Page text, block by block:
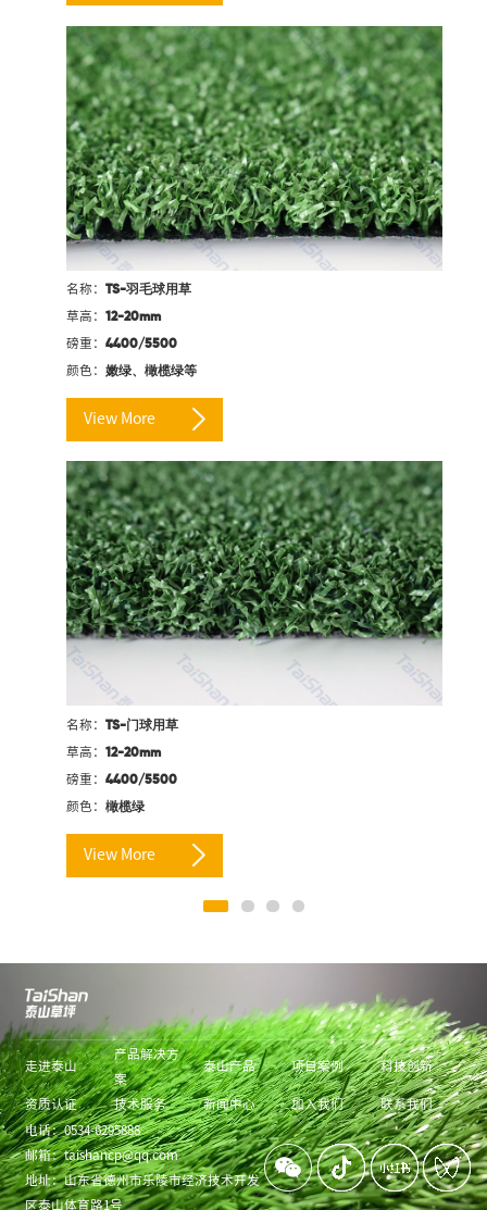
名称： TS-羽毛球用草
草高： 12-20mm
磅重： 4400/5500
颜色： 嫩绿、橄榄绿等
View More
名称： TS-门球用草
草高： 12-20mm
磅重： 4400/5500
颜色： 橄榄绿
View More
走进泰山
产品解决方
案
泰山产品 项目案例 科技创新
资质认证 技术服务 新闻中心 加入我们 联系我们
电话：0534-6295888
邮箱：taishancp@qq.com
地址：山东省德州市乐陵市经济技术开发
区泰山体育路1号